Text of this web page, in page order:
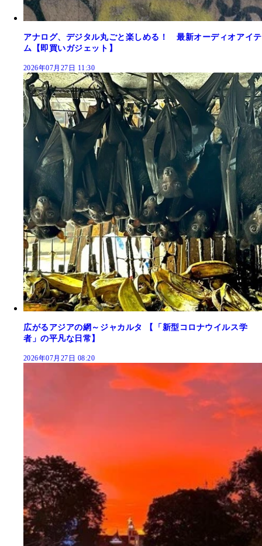
アナログ、デジタル丸ごと楽しめる！ 最新オーディオアイテ
ム【即買いガジェット】
2026年07月27日 11:30
広がるアジアの網～ジャカルタ 【「新型コロナウイルス学
者」の平凡な日常】
2026年07月27日 08:20